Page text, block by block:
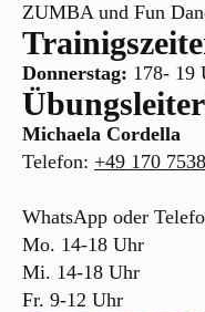
ZUMBA und Fun
Donnerstag: 178- 19
Michaela Cordella
Telefon: +49 170
WhatsApp oder
Mo. 14-18 Uhr
Mi. 14-18 Uhr
Fr. 9-12 Uhr